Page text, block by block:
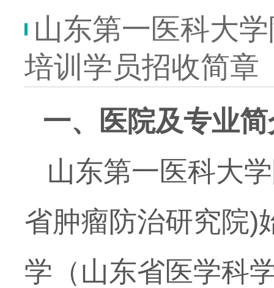
山东第一医科大
培训学员招收简章
一、医院及专业
山东第一医科大
省肿瘤防治研究院)
学（山东省医学科